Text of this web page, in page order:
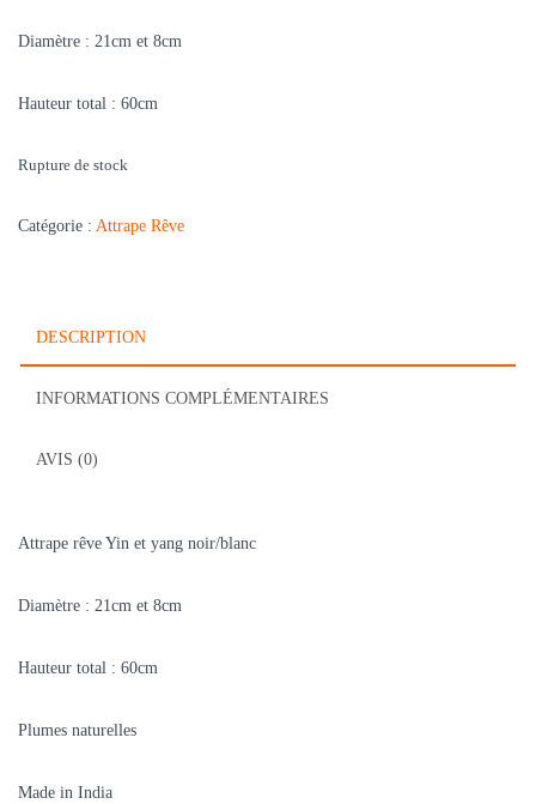
Diamètre : 21cm et 8cm
Hauteur total : 60cm
Rupture de stock
Catégorie : Attrape Rêve
DESCRIPTION
INFORMATIONS COMPLÉMENTAIRES
AVIS (0)
Attrape rêve Yin et yang noir/blanc
Diamètre : 21cm et 8cm
Hauteur total : 60cm
Plumes naturelles
Made in India